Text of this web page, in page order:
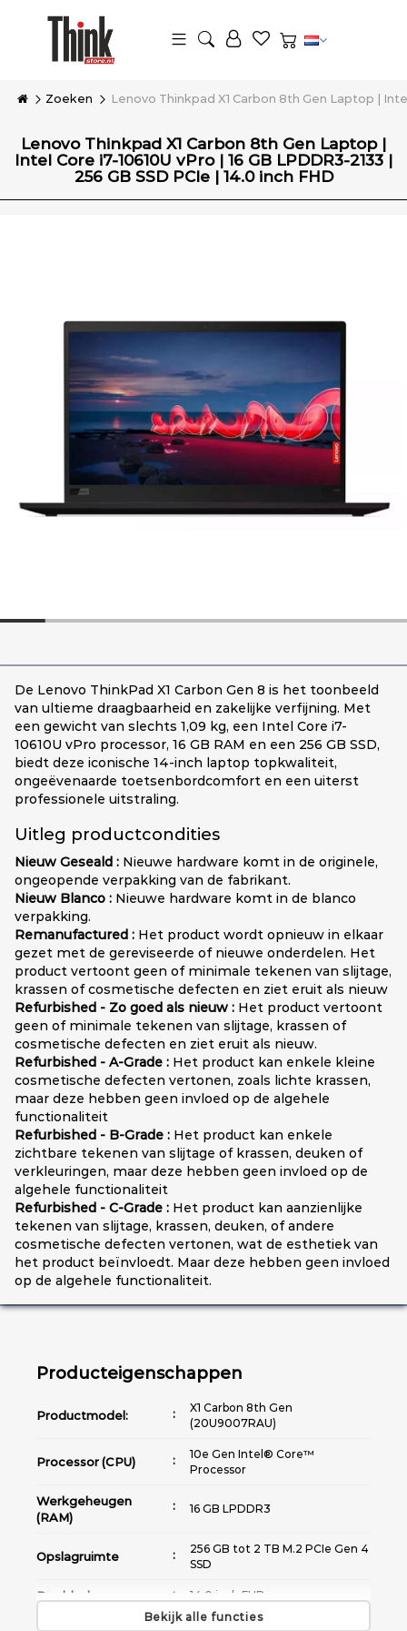
Zoeken Lenovo Thinkpad X1 Carbon 8th Gen Laptop |
Lenovo Thinkpad X1 Carbon 8th Gen Laptop |
Intel Core i7-10610U vPro | 16 GB LPDDR3-2133 |
256 GB SSD PCIe | 14.0 inch FHD
De Lenovo ThinkPad X1 Carbon Gen 8 is het toonbeeld
van ultieme draagbaarheid en zakelijke verfijning. Met
een gewicht van slechts 1,09 kg, een Intel Core i7-
10610U vPro processor, 16 GB RAM en een 256 GB SSD,
biedt deze iconische 14-inch laptop topkwaliteit,
ongeëvenaarde toetsenbordcomfort en een uiterst
professionele uitstraling.
Uitleg productcondities
Nieuw Geseald : Nieuwe hardware komt in de originele,
ongeopende verpakking van de fabrikant.
Nieuw Blanco : Nieuwe hardware komt in de blanco
verpakking.
Remanufactured : Het product wordt opnieuw in elkaar
gezet met de gereviseerde of nieuwe onderdelen. Het
product vertoont geen of minimale tekenen van slijtage,
krassen of cosmetische defecten en ziet eruit als nieuw
Refurbished - Zo goed als nieuw : Het product vertoont
geen of minimale tekenen van slijtage, krassen of
cosmetische defecten en ziet eruit als nieuw.
Refurbished - A-Grade : Het product kan enkele kleine
cosmetische defecten vertonen, zoals lichte krassen,
maar deze hebben geen invloed op de algehele
functionaliteit
Refurbished - B-Grade : Het product kan enkele
zichtbare tekenen van slijtage of krassen, deuken of
verkleuringen, maar deze hebben geen invloed op de
algehele functionaliteit
Refurbished - C-Grade : Het product kan aanzienlijke
tekenen van slijtage, krassen, deuken, of andere
cosmetische defecten vertonen, wat de esthetiek van
het product beïnvloedt. Maar deze hebben geen invloed
op de algehele functionaliteit.
Producteigenschappen
Productmodel:
X1 Carbon 8th Gen
(20U9007RAU)
Processor (CPU)
10e Gen Intel® Core™
Processor
Werkgeheugen
(RAM)
16 GB LPDDR3
Opslagruimte
256 GB tot 2 TB M.2 PCIe Gen 4
SSD
Beeldscherm 14.0 inch FHD
Grafische kaart
Bekijk alle functies